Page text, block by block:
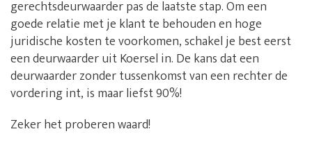
gerechtsdeurwaarder pas de laatste stap. Om een
goede relatie met je klant te behouden en hoge
juridische kosten te voorkomen, schakel je best eerst
een deurwaarder uit Koersel in. De kans dat een
deurwaarder zonder tussenkomst van een rechter de
vordering int, is maar liefst 90%!
Zeker het proberen waard!